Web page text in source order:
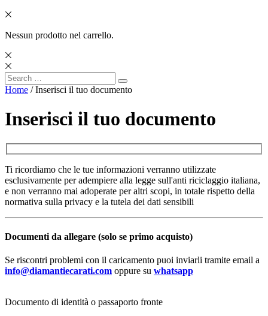
Nessun prodotto nel carrello.
Search
for:
Search
Home / Inserisci il tuo documento
Inserisci il tuo documento
Ti ricordiamo che le tue informazioni verranno utilizzate
esclusivamente per adempiere alla legge sull'anti riciclaggio italiana,
e non verranno mai adoperate per altri scopi, in totale rispetto della
normativa sulla privacy e la tutela dei dati sensibili
Documenti da allegare (solo se primo acquisto)
Se riscontri problemi con il caricamento puoi inviarli tramite email a
info@diamantiecarati.com oppure su whatsapp
Documento di identità o passaporto fronte